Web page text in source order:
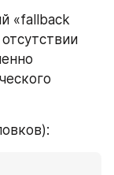
«fallback